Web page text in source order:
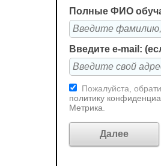
Полные ФИО
Введите e-mail:
Пожалуйста,
политику
Метрика